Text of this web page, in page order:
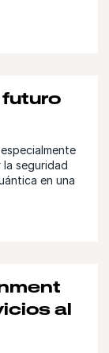
seguridad
en una
al